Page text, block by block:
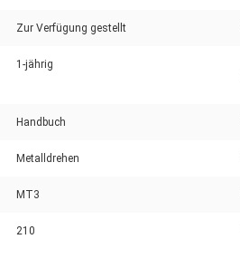
Zur Verfügung gestellt
1-jährig
Handbuch
Metalldrehen
MT3
210